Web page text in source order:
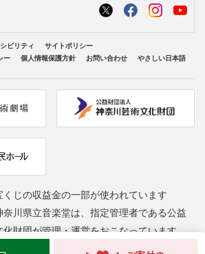
ビリティ
サイトポリシー
ー
個人情報保護方針 お問い合わせ やさしい日本語
くじの収益金の一部が使われています
川県立音楽堂は、指定管理者である公益
財団が管理・運営をおこなっています